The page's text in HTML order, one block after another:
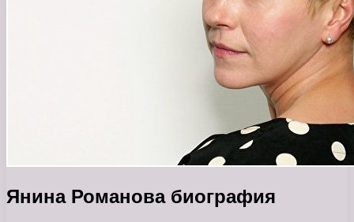
Янина Романова биография